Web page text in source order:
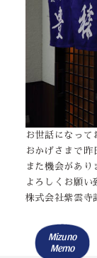
お世話になって
おかげさまで昨
また機会があり
よろしくお願い
株式会社紫雲寺
Mizuno
Memo